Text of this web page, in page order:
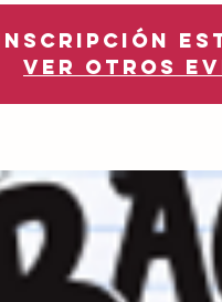
Ver otros